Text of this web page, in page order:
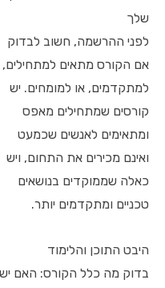
שלך
לפני ההרשמה, חשוב לבדוק
אם הקורס מתאים למתחילים,
למתקדמים, או למומחים. יש
קורסים שמתחילים מאפס
ומתאימים לאנשים שכמעט
ואינם מכירים את התחום, ויש
כאלה שממוקדים בנושאים
טכניים ומתקדמים יותר.
היבט התוכן והלימוד
בדוק מה כלל הקורס: האם יש